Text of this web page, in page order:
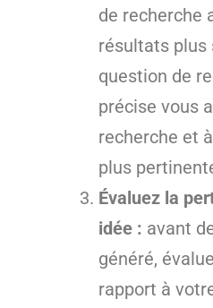
de recherche
résultats plus
question de
précise vous
recherche et
plus
Évaluez la
idée : avant
généré,
rapport à